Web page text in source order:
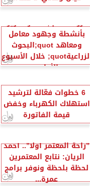
الزراعةquot; تنشر تقريرًا
بأنشطة وجهود معامل
ومعاهد quot;البحوث
الزراعيةquot; خلال الأسبوع
الأول...
6 خطوات فعّالة لترشيد
استهلاك الكهرباء وخفض
قيمة الفاتورة
”راحة المعتمر أولًا”.. أحمد
الريان: نتابع المعتمرين
لحظة بلحظة ونوفر برامج
عمرة...